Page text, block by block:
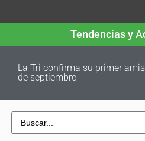
Tendencias y
La Tri confirma su primer
de septiembre